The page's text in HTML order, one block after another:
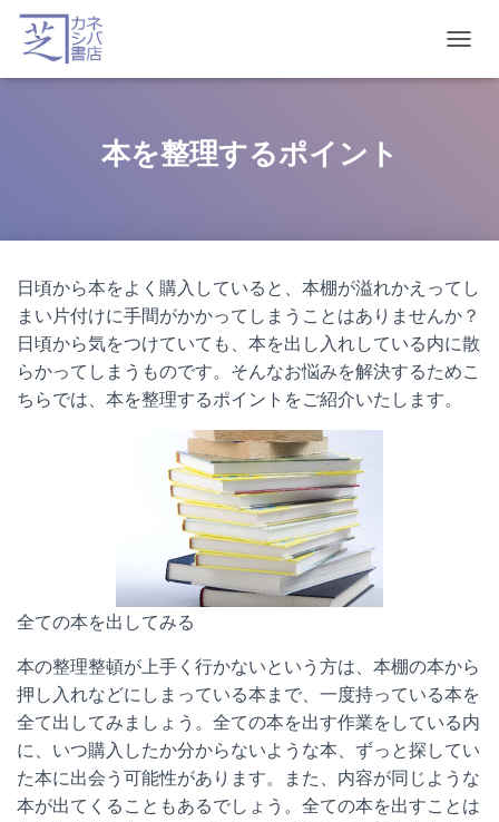
O
A
T
O
N
本を整理するポイント
日頃から本をよく購入していると、本棚が溢れかえってし
まい片付けに手間がかかってしまうことはありませんか？
日頃から気をつけていても、本を出し入れしている内に散
らかってしまうものです。そんなお悩みを解決するためこ
ちらでは、本を整理するポイントをご紹介いたします。
全ての本を出してみる
本の整理整頓が上手く行かないという方は、本棚の本から
押し入れなどにしまっている本まで、一度持っている本を
全て出してみましょう。全ての本を出す作業をしている内
に、いつ購入したか分からないような本、ずっと探してい
た本に出会う可能性があります。また、内容が同じような
本が出てくることもあるでしょう。全ての本を出すことは